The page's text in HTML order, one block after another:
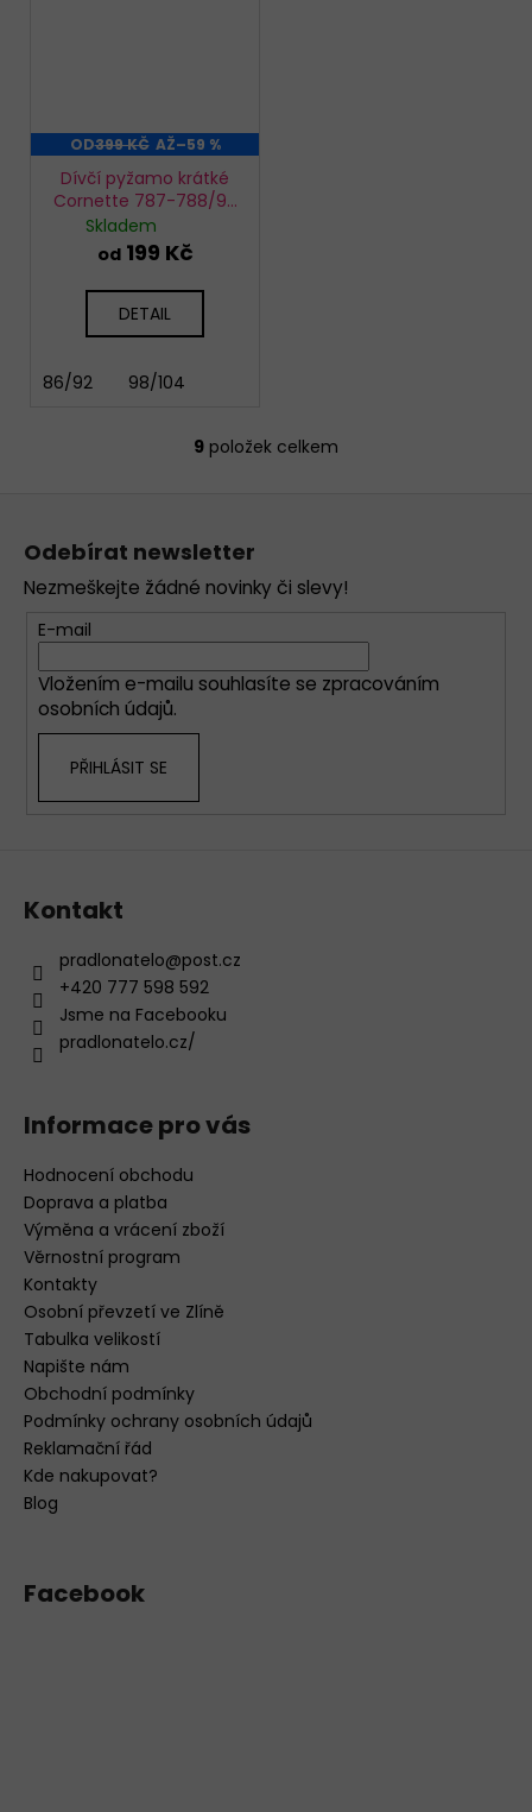
OD399 KČ AŽ–59 %
Dívčí pyžamo krátké
Cornette 787-788/92
Panda
Skladem
od199 Kč
DETAIL
86/92 98/104
O
a
í
p
r
9 položek celkem
Odebírat newsletter
Nezmeškejte žádné novinky či slevy!
E-mail
Vložením e-mailu souhlasíte se zpracováním
osobních údajů.
PŘIHLÁSIT SE
Kontakt
pradlonatelo@post.cz
+420 777 598 592
Jsme na Facebooku
pradlonatelo.cz/
Informace pro vás
Hodnocení obchodu
Doprava a platba
Výměna a vrácení zboží
Věrnostní program
Kontakty
Osobní převzetí ve Zlíně
Tabulka velikostí
Napište nám
Obchodní podmínky
Podmínky ochrany osobních údajů
Reklamační řád
Kde nakupovat?
Blog
Facebook